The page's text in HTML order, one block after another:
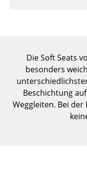
Regale & Schränke
Bücherregale
Wandregale
Sideboards &
Die Soft Seats
besonders
Beschichtung
Weggleiten. Bei